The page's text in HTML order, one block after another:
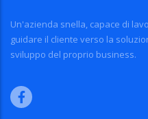
Un'azienda snella, capace di
guidare il cliente verso la
sviluppo del proprio business.